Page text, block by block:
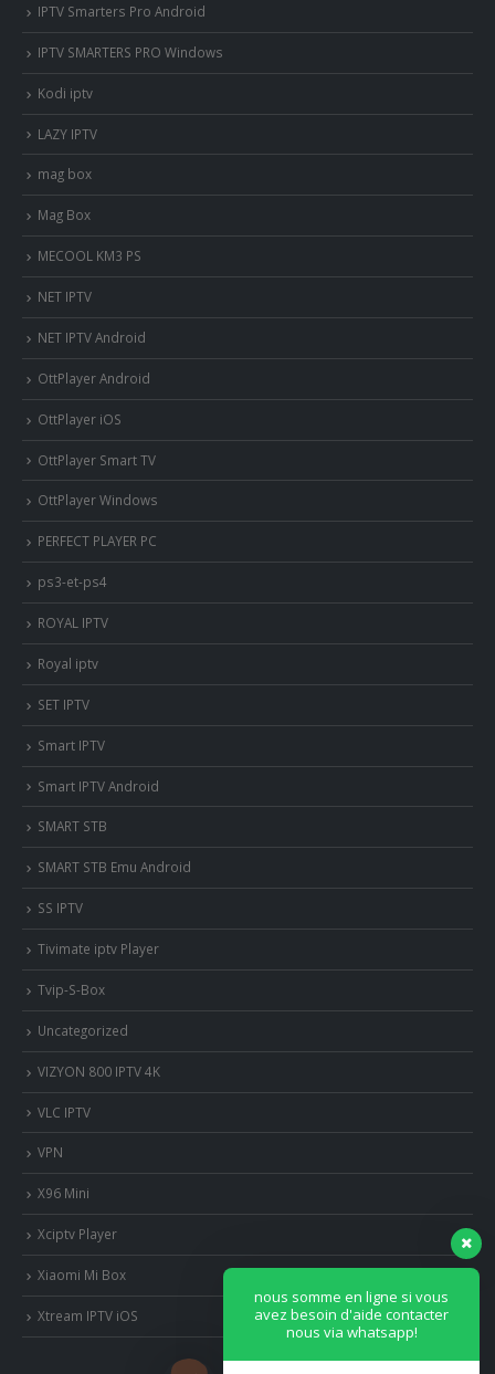
IPTV Smarters Pro Android
IPTV SMARTERS PRO Windows
Kodi iptv
LAZY IPTV
mag box
Mag Box
MECOOL KM3 PS
NET IPTV
NET IPTV Android
OttPlayer Android
OttPlayer iOS
OttPlayer Smart TV
OttPlayer Windows
PERFECT PLAYER PC
ps3-et-ps4
ROYAL IPTV
Royal iptv
SET IPTV
Smart IPTV
Smart IPTV Android
SMART STB
SMART STB Emu Android
SS IPTV
Tivimate iptv Player
Tvip-S-Box
Uncategorized
VIZYON 800 IPTV 4K
VLC IPTV
VPN
X96 Mini
Xciptv Player
Xiaomi Mi Box
Xtream IPTV iOS
nous somme en ligne si vous
avez besoin d'aide contacter
nous via whatsapp!